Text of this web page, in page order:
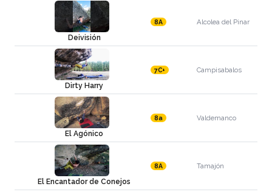
Deivisión
8A Alcolea del Pinar
Dirty Harry
7C+ Campisabalos
El Agónico
8a Valdemanco
El Encantador de Conejos
8A Tamajón